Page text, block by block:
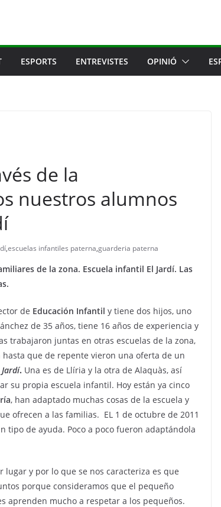
ESPORTS ENTREVISTES OPINIÓ
de la
nuestros alumnos
,escuelas infantiles paterna,guarderia paterna
de la zona. Escuela infantil El Jardí. Las
de Educación Infantil y tiene dos hijos, uno
de 35 años, tiene 16 años de experiencia y
trabajaron juntas en otras escuelas de la zona,
que de repente vieron una oferta de un
. Una es de Llíria y la otra de Alaquàs, así
su propia escuela infantil. Hoy están ya cinco
, han adaptado muchas cosas de la escuela y
ofrecen a las familias. EL 1 de octubre de 2011
tipo de ayuda. Poco a poco fueron adaptándola
lugar y por lo que se nos caracteriza es que
porque consideramos que el pequeño
aprenden mucho a respetar a los pequeños.